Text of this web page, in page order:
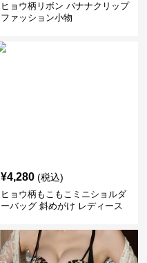
ヒョウ柄リボン バナナクリップ
ファッション小物
¥4,280 (税込)
ヒョウ柄もこもこミニショルダ
ーバッグ 斜めがけ レディース